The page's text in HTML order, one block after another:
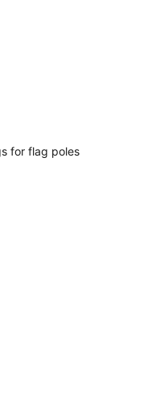
for flag poles